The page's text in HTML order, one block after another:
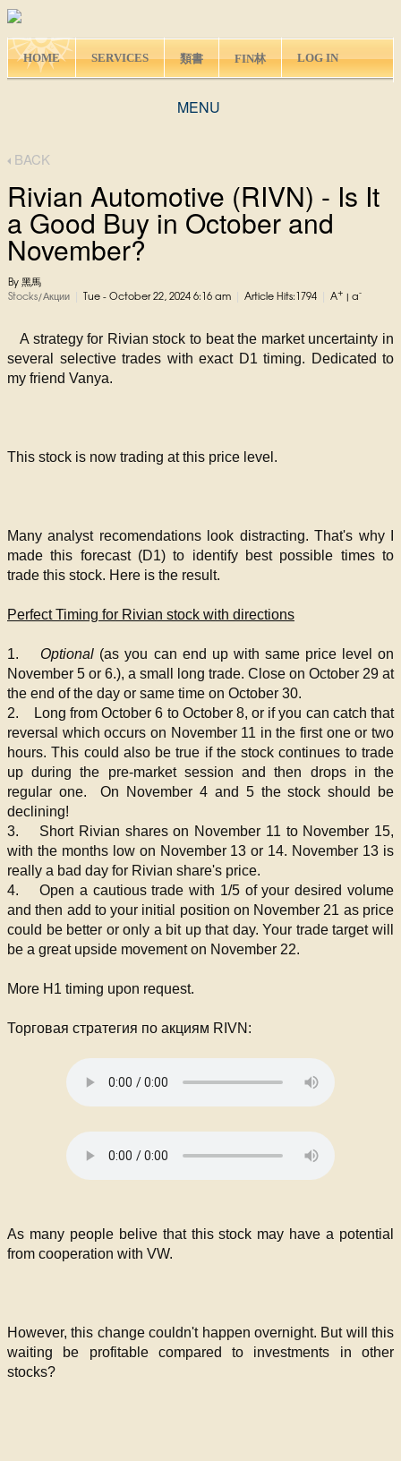
HOME SERVICES 類書 FIN林 LOG IN
MENU
BACK
Rivian Automotive (RIVN) - Is It
a Good Buy in October and
November?
By 黑馬
Stocks/Акции
Tue - October 22, 2024 6:16 am Article Hits:1794 A+ a-
A strategy for Rivian stock to beat the market uncertainty in
several selective trades with exact D1 timing. Dedicated to
my friend Vanya.
This stock is now trading at this price level.
Many analyst recomendations look distracting. That's why I
made this forecast (D1) to identify best possible times to
trade this stock. Here is the result.
Perfect Timing for Rivian stock with directions
1. Optional (as you can end up with same price level on
November 5 or 6.), a small long trade. Close on October 29 at
the end of the day or same time on October 30.
2. Long from October 6 to October 8, or if you can catch that
reversal which occurs on November 11 in the first one or two
hours. This could also be true if the stock continues to trade
up during the pre-market session and then drops in the
regular one. On November 4 and 5 the stock should be
declining!
3. Short Rivian shares on November 11 to November 15,
with the months low on November 13 or 14. November 13 is
really a bad day for Rivian share's price.
4. Open a cautious trade with 1/5 of your desired volume
and then add to your initial position on November 21 as price
could be better or only a bit up that day. Your trade target will
be a great upside movement on November 22.
More H1 timing upon request.
Торговая стратегия по акциям RIVN:
As many people belive that this stock may have a potential
from cooperation with VW.
However, this change couldn't happen overnight. But will this
waiting be profitable compared to investments in other
stocks?